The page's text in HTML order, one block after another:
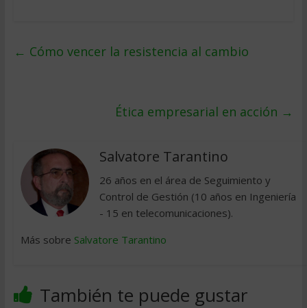
← Cómo vencer la resistencia al cambio
Ética empresarial en acción →
Salvatore Tarantino
26 años en el área de Seguimiento y
Control de Gestión (10 años en Ingeniería
- 15 en telecomunicaciones).
Más sobre Salvatore Tarantino
También te puede gustar